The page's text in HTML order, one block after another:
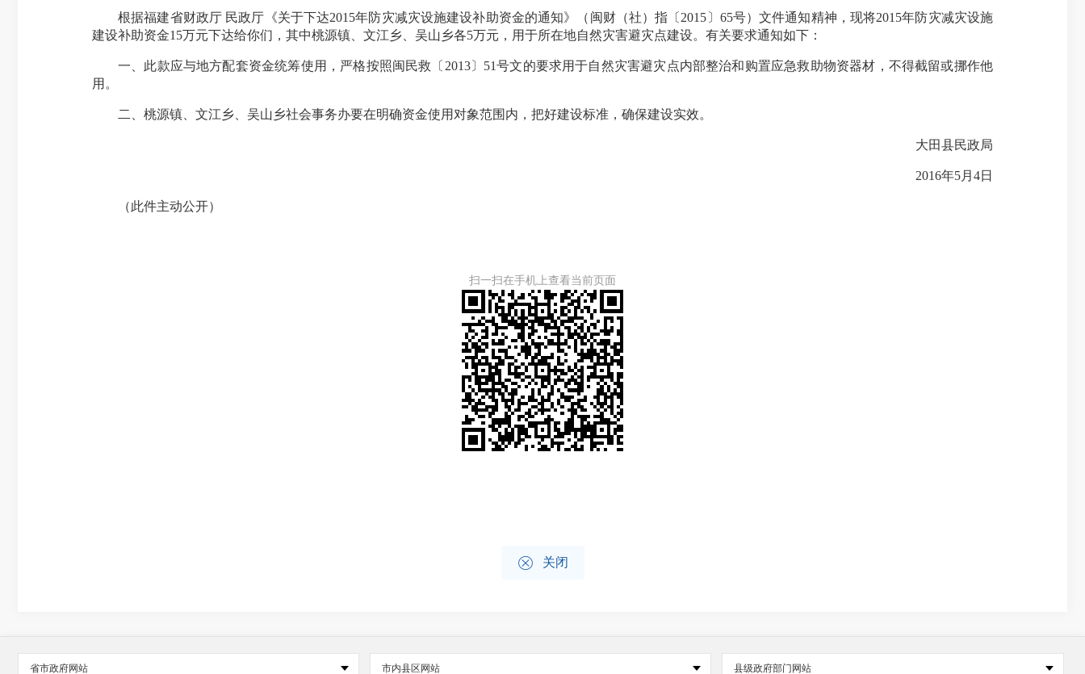
根据福建省财政厅 民政厅《关于下达2015年防灾减灾设施建设补助资金的通知》（闽财（社）指〔2015〕65号）文件通知精神，现将2015年防灾减灾设施
建设补助资金15万元下达给你们，其中桃源镇、文江乡、吴山乡各5万元，用于所在地自然灾害避灾点建设。有关要求通知如下：
一、此款应与地方配套资金统筹使用，严格按照闽民救〔2013〕51号文的要求用于自然灾害避灾点内部整治和购置应急救助物资器材，不得截留或挪作他
用。
二、桃源镇、文江乡、吴山乡社会事务办要在明确资金使用对象范围内，把好建设标准，确保建设实效。
大田县民政局
2016年5月4日
（此件主动公开）
扫一扫在手机上查看当前页面
 关闭
省市政府网站 市内县区网站 县级政府部门网站